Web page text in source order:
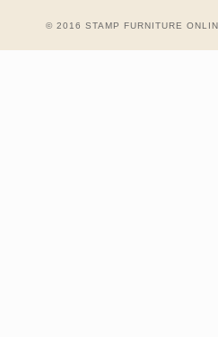
© 2016 STAMP FURNITURE